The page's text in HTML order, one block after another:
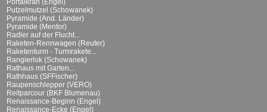
Portalkran (Engel)
Putzelmutzel (Schowanek)
Pyramide (And. Länder)
Pyramide (Mentor)
Radler auf der Flucht...
Raketen-Rennwagen (Reuter)
Raketenturm - Turmrakete...
Rangierlok (Schowanek)
Rathaus mit Garten...
Rathhaus (SFFischer)
Raupenschlepper (VERO)
Reitparcour (BKF Blumenau)
Renaissance-Beginn (Engel)
Renaissance-Ecke (Engel)